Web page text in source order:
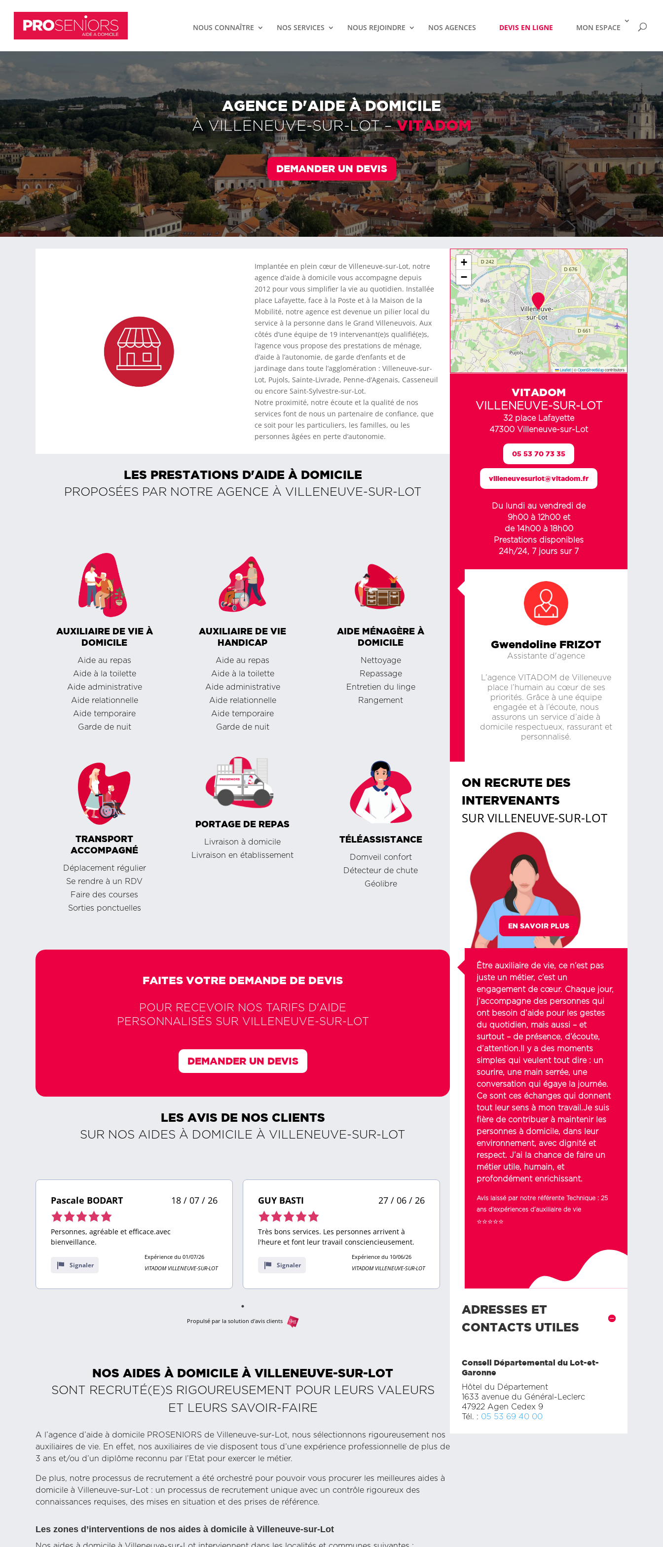
NOUS CONNAÎTRE NOS SERVICES NOUS REJOINDRE NOS AGENCES DEVIS EN LIGNE MON ESPACE
AGENCE D'AIDE À DOMICILE
ÀVILLENEUVE-SUR-LOT–VITADOM
DEMANDER UN DEVIS
Implantée en plein cœur de Villeneuve-sur-Lot, notre
agence d’aide à domicile vous accompagne depuis
2012 pour vous simplifier la vie au quotidien. Installée
place Lafayette, face à la Poste et à la Maison de la
Mobilité, notre agence est devenue un pilier local du
service à la personne dans le Grand Villeneuvois. Aux
côtés d’une équipe de 19 intervenant(e)s qualifié(e)s,
l’agence vous propose des prestations de ménage,
d’aide à l’autonomie, de garde d’enfants et de
jardinage dans toute l’agglomération : Villeneuve-sur-
Lot, Pujols, Sainte-Livrade, Penne-d’Agenais, Casseneuil
ou encore Saint-Sylvestre-sur-Lot.
Notre proximité, notre écoute et la qualité de nos
services font de nous un partenaire de confiance, que
ce soit pour les particuliers, les familles, ou les
personnes âgées en perte d’autonomie.
LES PRESTATIONS D'AIDE À DOMICILE
PROPOSÉES PAR NOTRE AGENCE À VILLENEUVE-SUR-LOT
AUXILIAIRE DE VIE À
DOMICILE
Aide au repas
Aide à la toilette
Aide administrative
Aide relationnelle
Aide temporaire
Garde de nuit
AUXILIAIRE DE VIE
HANDICAP
Aide au repas
Aide à la toilette
Aide administrative
Aide relationnelle
Aide temporaire
Garde de nuit
AIDE MÉNAGÈRE À
DOMICILE
Nettoyage
Repassage
Entretien du linge
Rangement
TRANSPORT
ACCOMPAGNÉ
Déplacement régulier
Se rendre à un RDV
Faire des courses
Sorties ponctuelles
PORTAGE DE REPAS
Livraison à domicile
Livraison en établissement
TÉLÉASSISTANCE
Domveil confort
Détecteur de chute
Géolibre
FAITES VOTRE DEMANDE DE DEVIS
POUR RECEVOIR NOS TARIFS D'AIDE
PERSONNALISÉS SUR VILLENEUVE-SUR-LOT
DEMANDER UN DEVIS
LES AVIS DE NOS CLIENTS
SUR NOS AIDES À DOMICILE À VILLENEUVE-SUR-LOT
Pascale BODART 18 / 07 / 26
Note
5,0
10
avis
Personnes, agréable et efficace.avec
bienveillance.
Signaler
Expérience du 01/07/26
VITADOM VILLENEUVE-SUR-LOT
GUY BASTI 27 / 06 / 26
Note
5,0
10
avis
Très bons services. Les personnes arrivent à
l'heure et font leur travail consciencieusement.
Signaler
Expérience du 10/06/26
VITADOM VILLENEUVE-SUR-LOT
Propulsé par la solution d'avis clients
NOS AIDES À DOMICILE À VILLENEUVE-SUR-LOT
SONT RECRUTÉ(E)S RIGOUREUSEMENT POUR LEURS VALEURS
ET LEURS SAVOIR-FAIRE
A l’agence d’aide à domicile PROSENIORS de Villeneuve-sur-Lot, nous sélectionnons rigoureusement nos
auxiliaires de vie. En effet, nos auxiliaires de vie disposent tous d’une expérience professionnelle de plus de
3 ans et/ou d’un diplôme reconnu par l’Etat pour exercer le métier.
De plus, notre processus de recrutement a été orchestré pour pouvoir vous procurer les meilleures aides à
domicile à Villeneuve-sur-Lot : un processus de recrutement unique avec un contrôle rigoureux des
connaissances requises, des mises en situation et des prises de référence.
Les zones d’interventions de nos aides à domicile à Villeneuve-sur-Lot
+
−
Leaflet|©OpenStreetMapcontributors
VITADOM
VILLENEUVE-SUR-LOT
32 place Lafayette
47300 Villeneuve-sur-Lot
05 53 70 73 35
villeneuvesurlot@vitadom.fr
Du lundi au vendredi de
9h00 à 12h00 et
de 14h00 à 18h00
Prestations disponibles
24h/24, 7 jours sur 7
Gwendoline FRIZOT
Assistante d'agence
L’agence VITADOM de Villeneuve
place l’humain au cœur de ses
priorités. Grâce à une équipe
engagée et à l’écoute, nous
assurons un service d’aide à
domicile respectueux, rassurant et
personnalisé.
ON RECRUTE DES
INTERVENANTS
SURVILLENEUVE-SUR-LOT
EN SAVOIR PLUS
Être auxiliaire de vie, ce n’est pas
juste un métier, c’est un
engagement de cœur. Chaque jour,
j’accompagne des personnes qui
ont besoin d’aide pour les gestes
du quotidien, mais aussi – et
surtout – de présence, d’écoute,
d’attention.Il y a des moments
simples qui veulent tout dire : un
sourire, une main serrée, une
conversation qui égaye la journée.
Ce sont ces échanges qui donnent
tout leur sens à mon travail.Je suis
fière de contribuer à maintenir les
personnes à domicile, dans leur
environnement, avec dignité et
respect. J’ai la chance de faire un
métier utile, humain, et
profondément enrichissant.
Avis laissé par notre référente Technique : 25
ans d’expériences d’auxiliaire de vie
⭐⭐⭐⭐⭐
ADRESSES ET
CONTACTS UTILES
Conseil Départemental du Lot-et-
Garonne
Hôtel du Département
1633 avenue du Général-Leclerc
47922 Agen Cedex 9
Tél. : 05 53 69 40 00